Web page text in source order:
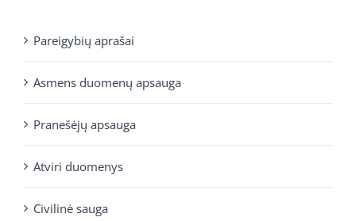
Pareigybių aprašai
Asmens duomenų apsauga
Pranešėjų apsauga
Atviri duomenys
Civilinė sauga